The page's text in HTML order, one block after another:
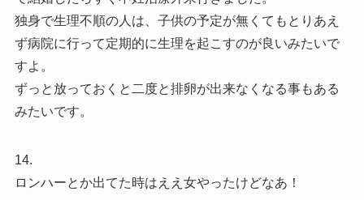
独身で生理不順の人は、子供の予定が無くてもとりあえ
ず病院に行って定期的に生理を起こすのが良いみたいで
すよ。
ずっと放っておくと二度と排卵が出来なくなる事もある
みたいです。
14.
ロンハーとか出てた時はええ女やったけどなあ！